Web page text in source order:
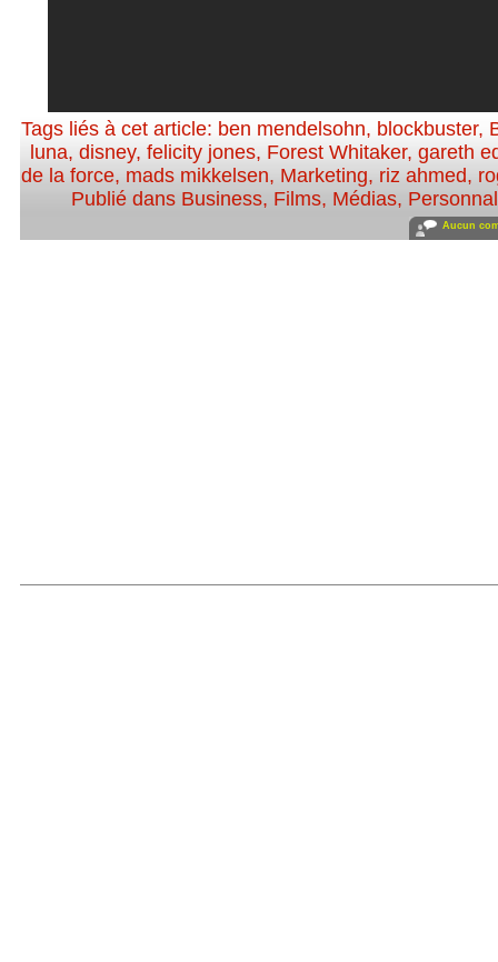
Tags liés à cet article: ben mendelsohn, blockbuster,
luna, disney, felicity jones, Forest Whitaker, gareth
de la force, mads mikkelsen, Marketing, riz ahmed,
Publié dans Business, Films, Médias,
Aucun